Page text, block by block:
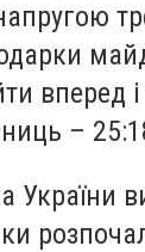
вперед
–
України